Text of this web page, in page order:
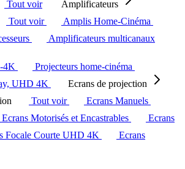
Tout voir
Amplificateurs
Tout voir
Amplis Home-Cinéma
Amplificateurs multicanaux
4K
Projecteurs home-cinéma
UHD 4K
Ecrans de projection
Tout voir
Ecrans Manuels
Ecrans Motorisés et Encastrables
Ecrans
Focale Courte UHD 4K
Ecrans